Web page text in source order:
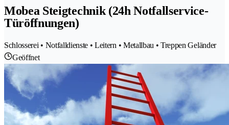
Mobea Steigtechnik (24h Notfallservice-
Türöffnungen)
Schlosserei • Notfalldienste • Leitern • Metallbau • Treppen Geländer
Geöffnet